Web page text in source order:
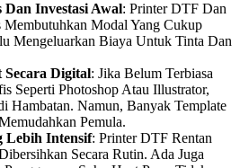
Investasi Awal: Printer DTF Dan
Membutuhkan Modal Yang Cukup
Mengeluarkan Biaya Untuk Tinta Dan
Secara Digital: Jika Belum Terbiasa
Seperti Photoshop Atau Illustrator,
Hambatan. Namun, Banyak Template
Pemula.
Lebih Intensif: Printer DTF Rentan
Secara Rutin. Ada Juga